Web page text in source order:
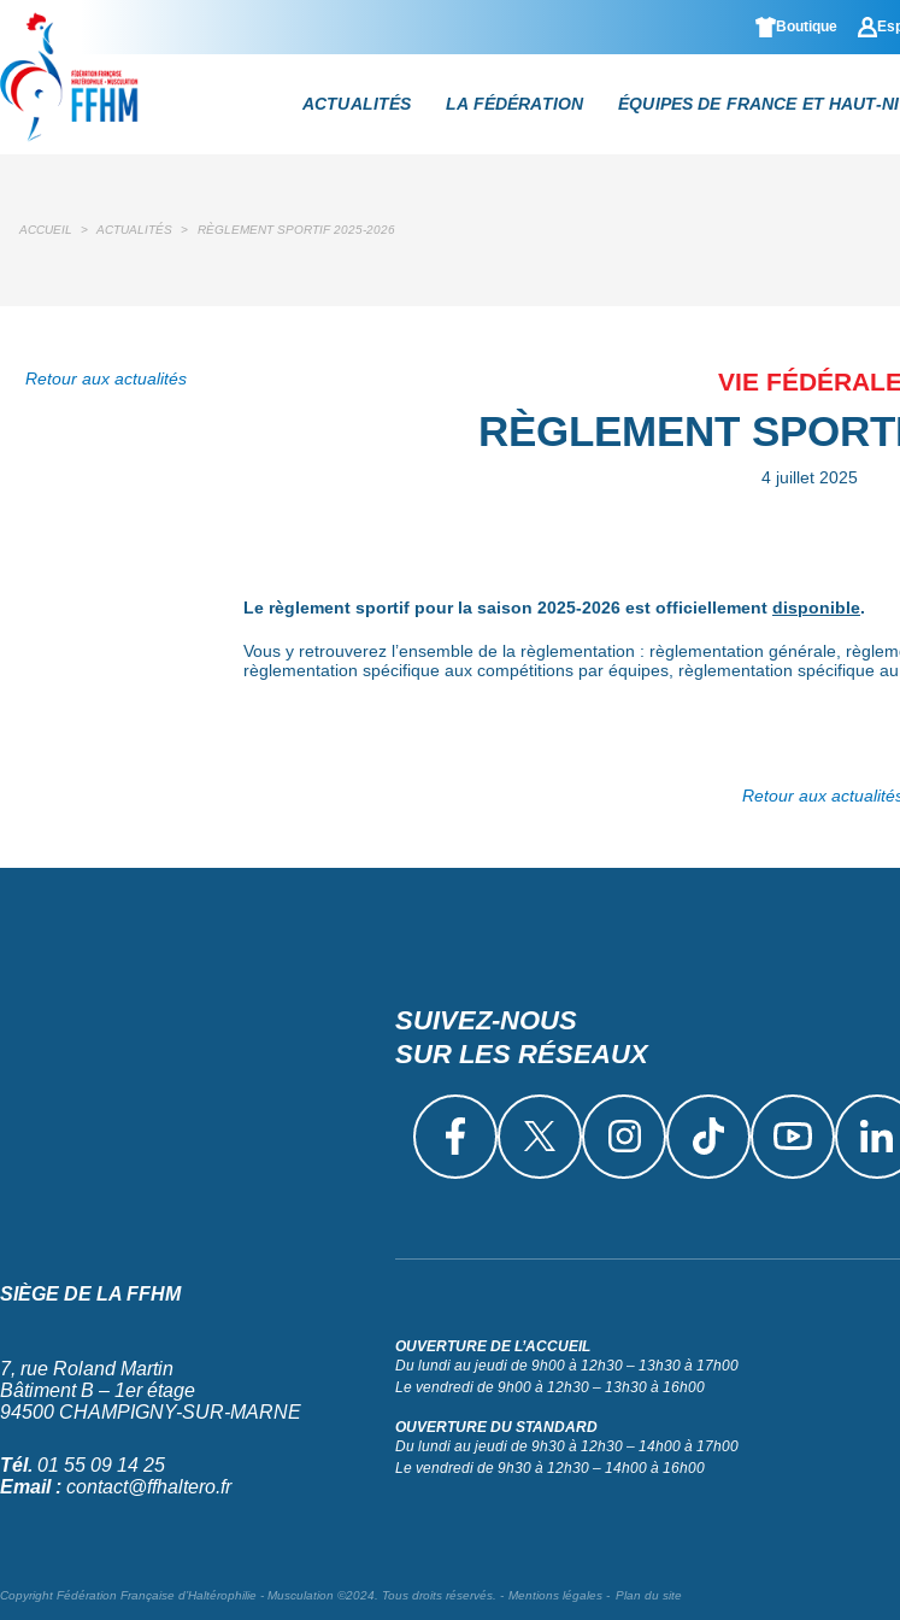
Boutique
ACTUALITÉS LA FÉDÉRATION ÉQUIPES DE FRANCE ET HAUT-
ACCUEIL > ACTUALITÉS > RÈGLEMENT SPORTIF 2025-2026
Retour aux actualités VIE
RÈGLEMENT
4 juillet 2025
Le règlement sportif pour la saison 2025-2026 est officiellement disponible.
Vous y retrouverez l’ensemble de la règlementation : règlementation générale,
règlementation spécifique aux compétitions par équipes, règlementation spécifique
Retour aux
SUIVEZ-NOUS
SUR LES RÉSEAUX
SIÈGE DE LA FFHM
7, rue Roland Martin
Bâtiment B – 1er étage
94500 CHAMPIGNY-SUR-MARNE
Tél. 01 55 09 14 25
Email : contact@ffhaltero.fr
OUVERTURE DE L’ACCUEIL
Du lundi au jeudi de 9h00 à 12h30 – 13h30 à 17h00
Le vendredi de 9h00 à 12h30 – 13h30 à 16h00
OUVERTURE DU STANDARD
Du lundi au jeudi de 9h30 à 12h30 – 14h00 à 17h00
Le vendredi de 9h30 à 12h30 – 14h00 à 16h00
Copyright Fédération Française d’Haltérophilie - Musculation ©2024. Tous droits réservés. Mentions légales Plan du site